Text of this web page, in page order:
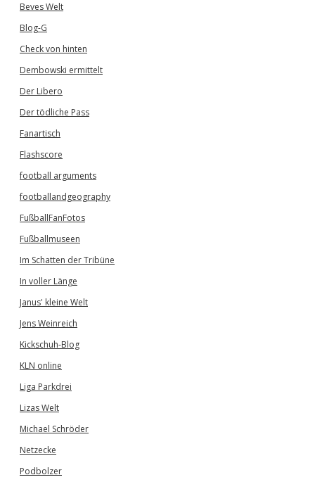
Beves Welt
Blog-G
Check von hinten
Dembowski ermittelt
Der Libero
Der tödliche Pass
Fanartisch
Flashscore
football arguments
footballandgeography
FußballFanFotos
Fußballmuseen
Im Schatten der Tribüne
In voller Länge
Janus' kleine Welt
Jens Weinreich
Kickschuh-Blog
KLN online
Liga Parkdrei
Lizas Welt
Michael Schröder
Netzecke
Podbolzer